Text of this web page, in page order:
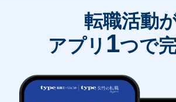
転職活動
アプリ 1つで